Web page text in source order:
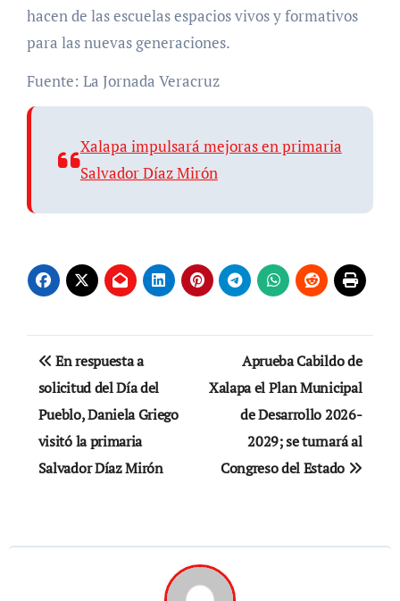
hacen de las escuelas espacios vivos y formativos
para las nuevas generaciones.
Fuente: La Jornada Veracruz
Xalapa impulsará mejoras en primaria
Salvador Díaz Mirón
Navegación
de
entradas
En respuesta a
solicitud del Día del
Pueblo, Daniela Griego
visitó la primaria
Salvador Díaz Mirón
Aprueba Cabildo de
Xalapa el Plan Municipal
de Desarrollo 2026-
2029; se turnará al
Congreso del Estado